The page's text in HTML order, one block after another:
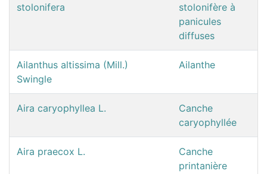
stolonifera
stolonifère à
panicules
diffuses
Ailanthus altissima (Mill.)
Swingle
Ailanthe
Aira caryophyllea L.
Canche
caryophyllée
Aira praecox L.
Canche
printanière